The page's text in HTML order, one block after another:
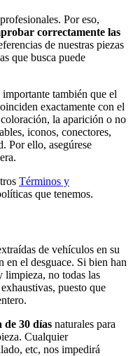
Por eso,
correctamente las
de nuestras piezas
que busca puede
también que el
exactamente con el
la aparición o no
iconos, conectores,
Por ello, asegúrese
Términos y
que tenemos.
de vehículos en su
en el desguace. Si bien han
limpieza, no todas las
puesto que
de 30 días naturales para
Cualquier
etc, nos impedirá